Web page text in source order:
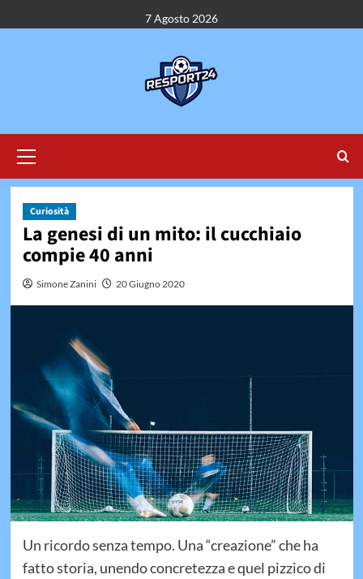
al
7 Agosto 2026
principale
Curiosità
La genesi di un mito: il cucchiaio
compie 40 anni
Simone Zanini 20 Giugno 2020
Un ricordo senza tempo. Una “creazione” che ha
fatto storia, unendo concretezza e quel pizzico di